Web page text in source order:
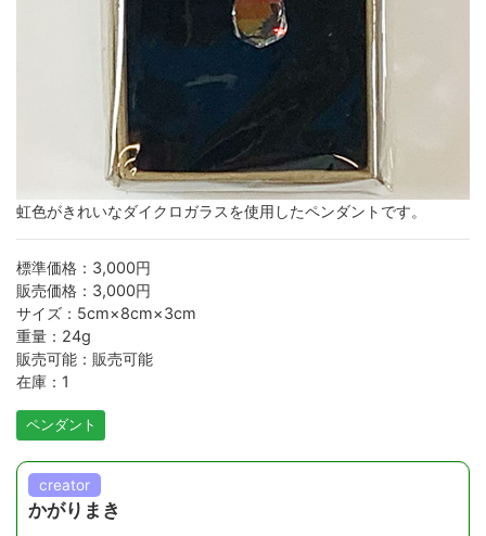
虹色がきれいなダイクロガラスを使用したペンダントです。
標準価格：3,000円
販売価格：3,000円
サイズ：5cm×8cm×3cm
重量：24g
販売可能：販売可能
在庫：1
ペンダント
creator
かがりまき